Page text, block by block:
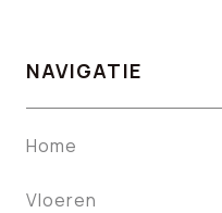
NAVIGATIE
Home
Vloeren